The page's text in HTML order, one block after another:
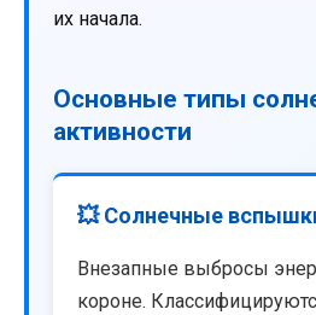
их начала.
Основные типы
активности
💥 Солнечные
Внезапные выбросы
короне.